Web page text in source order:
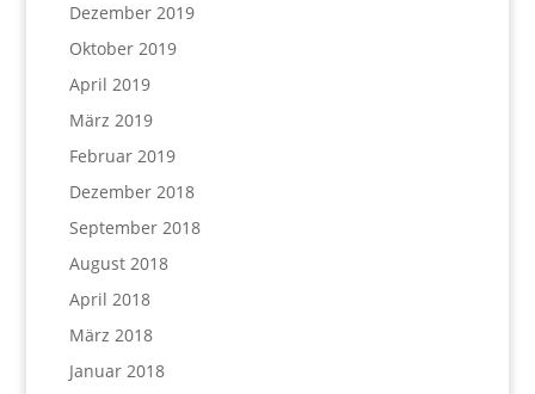
Dezember 2019
Oktober 2019
April 2019
März 2019
Februar 2019
Dezember 2018
September 2018
August 2018
April 2018
März 2018
Januar 2018